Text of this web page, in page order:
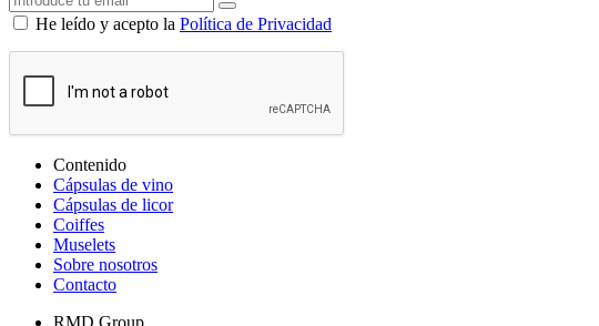
He leído y acepto la Política de Privacidad
Contenido
Cápsulas de vino
Cápsulas de licor
Coiffes
Muselets
Sobre nosotros
Contacto
RMD Group